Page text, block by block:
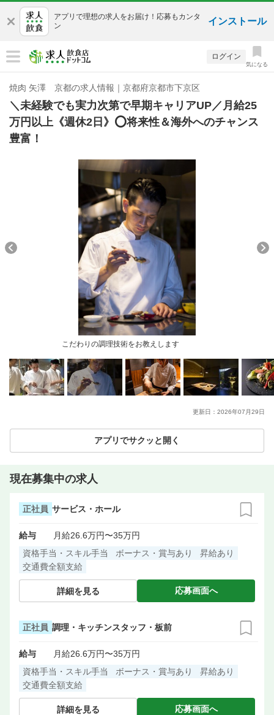
アプリで理想の求人をお届け！応募もカンタ
ン
インストール
ログイン
気になる
焼肉 矢澤 京都の求人情報｜京都府京都市下京区
＼未経験でも実力次第で早期キャリアUP／月給25
万円以上《週休2日》⭕将来性＆海外へのチャンス
豊富！
こだわりの調理技術をお教えします
更新日： 2026年07月29日
アプリでサクッと開く
現在募集中の求人
正社員 サービス・ホール
給与
月給26.6万円〜35万円
資格手当・スキル手当
ボーナス・賞与あり
昇給あり
交通費全額支給
詳細を見る 応募画面へ
正社員 調理・キッチンスタッフ・板前
給与
月給26.6万円〜35万円
資格手当・スキル手当
ボーナス・賞与あり
昇給あり
交通費全額支給
詳細を見る 応募画面へ